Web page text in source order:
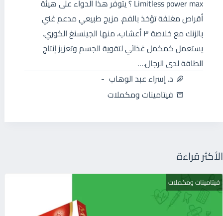
Limitless power max ؟ يتوفر هذا الدواء على هيئة
أقراص مغلفة تؤخذ بالفم. مزيج طبيعي مدعم غني
بالزنك مع خلاصة ٣ أعشاب، منها الجينسنغ الكوري.
يستعمل كمكمل غذائي لتقوية الجسم وتعزيز إنتاج
الطاقة لدى الرجال.…
د. إسراء عبد الوهاب
فيتامينات ومكملات
الأكثر قراءة
فيتامينات ومكملات